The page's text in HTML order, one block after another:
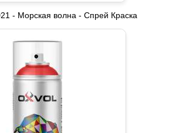
- Морская волна - Спрей Краска